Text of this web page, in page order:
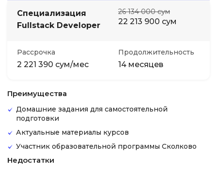
Специализация
Fullstack Developer
26 134 000 сум
22 213 900 сум
Рассрочка
2 221 390 сум/мес
Продолжительность
14 месяцев
Преимущества
Домашние задания для самостоятельной
подготовки
Актуальные материалы курсов
Участник образовательной программы Сколково
Недостатки